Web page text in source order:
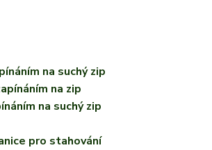
na suchý zip
na zip
na suchý zip
pro stahování